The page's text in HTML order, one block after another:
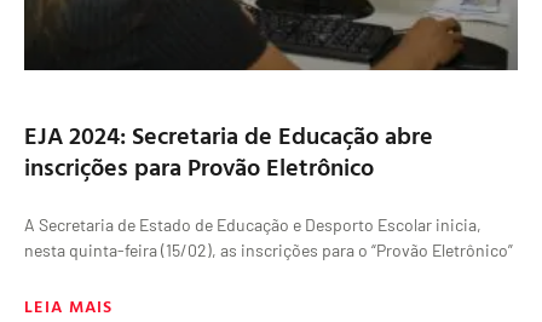
EJA 2024: Secretaria de Educação abre
inscrições para Provão Eletrônico
A Secretaria de Estado de Educação e Desporto Escolar inicia,
nesta quinta-feira (15/02), as inscrições para o “Provão Eletrônico”
LEIA MAIS